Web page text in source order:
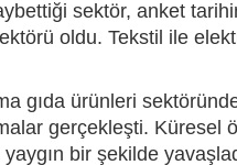
sektör, anket
oldu. Tekstil ile
gıda ürünleri
gerçekleşti. Küresel
bir şekilde